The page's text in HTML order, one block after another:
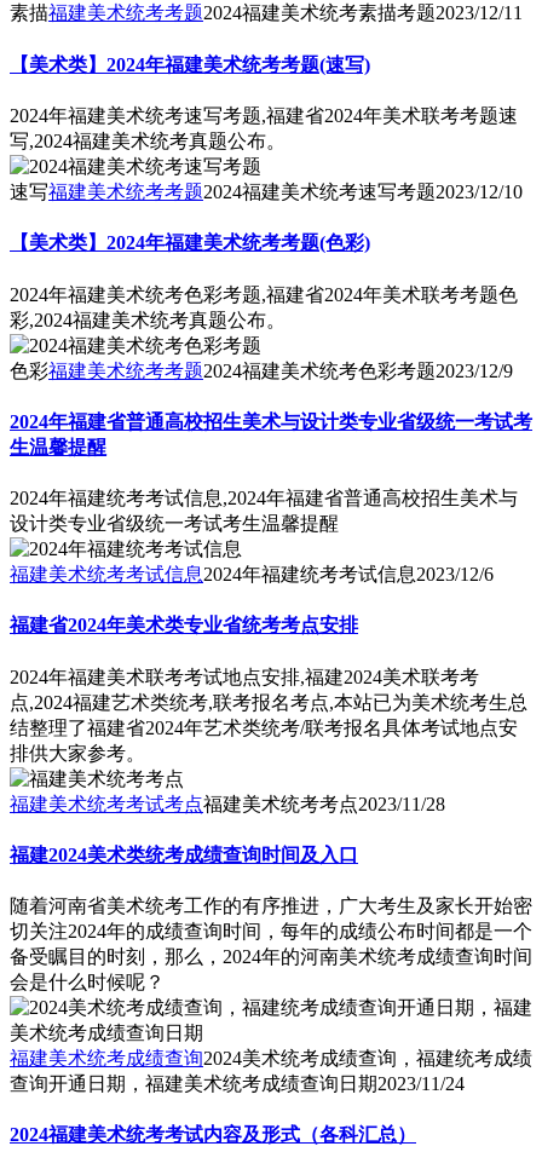
素描福建美术统考考题2024福建美术统考素描考题2023/12/11
【美术类】2024年福建美术统考考题(速写)
2024年福建美术统考速写考题,福建省2024年美术联考考题速
写,2024福建美术统考真题公布。
速写福建美术统考考题2024福建美术统考速写考题2023/12/10
【美术类】2024年福建美术统考考题(色彩)
2024年福建美术统考色彩考题,福建省2024年美术联考考题色
彩,2024福建美术统考真题公布。
色彩福建美术统考考题2024福建美术统考色彩考题2023/12/9
2024年福建省普通高校招生美术与设计类专业省级统一考试考
生温馨提醒
2024年福建统考考试信息,2024年福建省普通高校招生美术与
设计类专业省级统一考试考生温馨提醒
福建美术统考考试信息2024年福建统考考试信息2023/12/6
福建省2024年美术类专业省统考考点安排
2024年福建美术联考考试地点安排,福建2024美术联考考
点,2024福建艺术类统考,联考报名考点,本站已为美术统考生总
结整理了福建省2024年艺术类统考/联考报名具体考试地点安
排供大家参考。
福建美术统考考试考点福建美术统考考点2023/11/28
福建2024美术类统考成绩查询时间及入口
随着河南省美术统考工作的有序推进，广大考生及家长开始密
切关注2024年的成绩查询时间，每年的成绩公布时间都是一个
备受瞩目的时刻，那么，2024年的河南美术统考成绩查询时间
会是什么时候呢？
福建美术统考成绩查询2024美术统考成绩查询，福建统考成绩
查询开通日期，福建美术统考成绩查询日期2023/11/24
2024福建美术统考考试内容及形式（各科汇总）